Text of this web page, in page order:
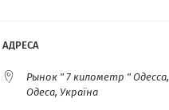
Рынок " 7 километр " Одесса,
Одеса, Україна